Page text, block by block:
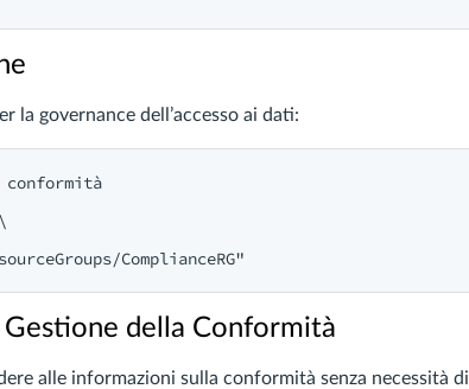
la governance dell’accesso ai dati:
della Conformità
alle informazioni sulla conformità senza necessità di